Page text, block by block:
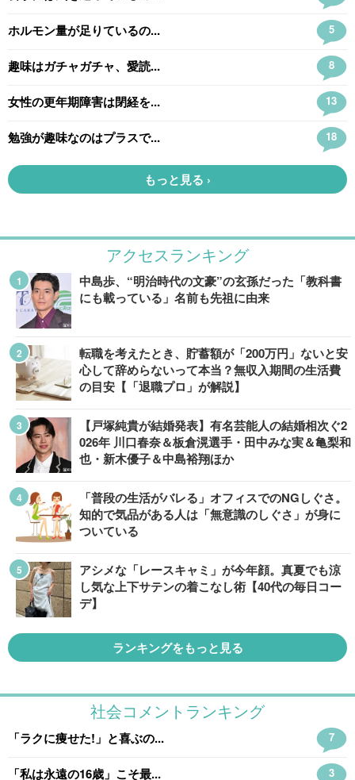
アクセスランキング
中島歩、“明治時代の文豪”の玄孫だった「教科書
にも載っている」名前も先祖に由来
転職を考えたとき、貯蓄額が「200万円」ないと安
心して辞めらないって本当？無収入期間の生活費
の目安【「退職プロ」が解説】
【戸塚純貴が結婚発表】有名芸能人の結婚相次ぐ2
026年 川口春奈＆板倉滉選手・田中みな実＆亀梨和
也・新木優子＆中島裕翔ほか
「普段の生活がバレる」オフィスでのNGしぐさ。
知的で気品がある人は「無意識のしぐさ」が身に
ついている
アシメな「レースキャミ」が今年顔。真夏でも涼
し気な上下サテンの着こなし術【40代の毎日コー
デ】
ランキングをもっと見る